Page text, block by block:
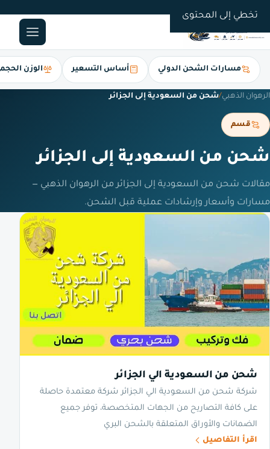
تخطي إلى المحتوى
مسارات الشحن الدولي أساس التسعير الوزن
الرهوان الذهبي/شحن من السعودية إلى الجزائر
قسم
شحن من السعودية إلى الجزائر
مقالات شحن من السعودية إلى الجزائر من الرهوان الذهبي —
مسارات وأسعار وإرشادات عملية قبل الشحن.
شحن من السعودية الي الجزائر
شركة شحن من السعودية الي الجزائر شركة معتمدة حاصلة
على كافة التصاريح من الجهات المتخصصة، توفر جميع
الضمانات والأوراق المتعلقة بالشحن البري
اقرأ التفاصيل